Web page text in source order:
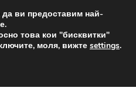
от 12 лв.
целия свят
да ви предоставим най-
това кои "бисквитки"
моля, вижте settings.